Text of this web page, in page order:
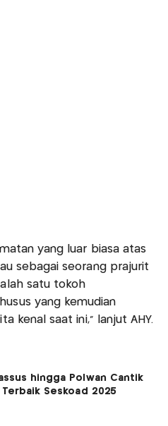
yang luar biasa atas
sebagai seorang prajurit
satu tokoh
yang kemudian
kenal saat ini,” lanjut AHY.
hingga Polwan Cantik
Seskoad 2025